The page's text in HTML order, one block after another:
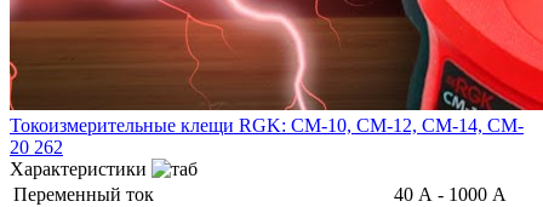
Токоизмерительные клещи RGK: CM-10, CM-12, CM-14, CM-
20 262
Характеристики
Переменный ток
40 А - 1000 A